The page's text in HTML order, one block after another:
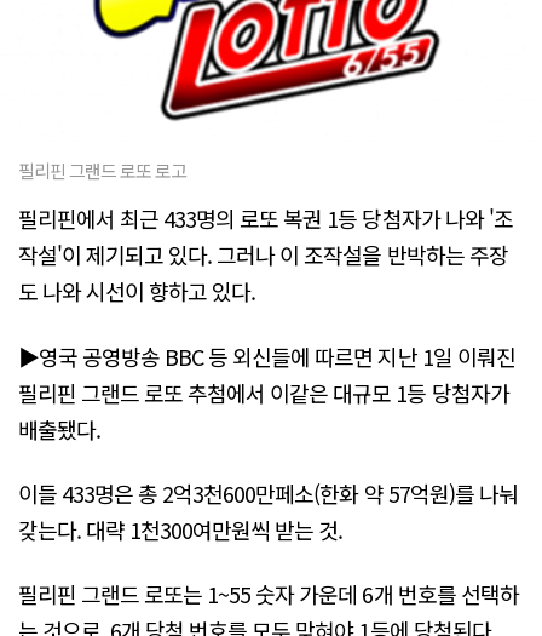
필리핀 그랜드 로또 로고
필리핀에서 최근 433명의 로또 복권 1등 당첨자가 나와 '조
작설'이 제기되고 있다. 그러나 이 조작설을 반박하는 주장
도 나와 시선이 향하고 있다.
▶영국 공영방송 BBC 등 외신들에 따르면 지난 1일 이뤄진
필리핀 그랜드 로또 추첨에서 이같은 대규모 1등 당첨자가
배출됐다.
이들 433명은 총 2억3천600만페소(한화 약 57억원)를 나눠
갖는다. 대략 1천300여만원씩 받는 것.
필리핀 그랜드 로또는 1~55 숫자 가운데 6개 번호를 선택하